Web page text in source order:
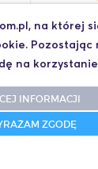
na której
na
INFORMACJI
ZGODĘ